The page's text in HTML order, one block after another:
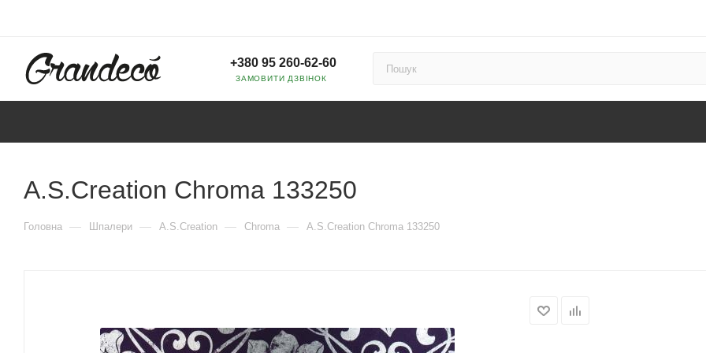
+380 95 260-62-60
ЗАМОВИТИ ДЗВІНОК
A.S.Creation Chroma 133250
Головна — Шпалери — A.S.Creation — Chroma — A.S.Creation Chroma 133250